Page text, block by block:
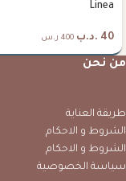
Linea
40 .د.ب 400 ر.س
من نحن
طريقة العناية
الشروط و الاحكام
الشروط و الاحكام
سياسة الخصوصية